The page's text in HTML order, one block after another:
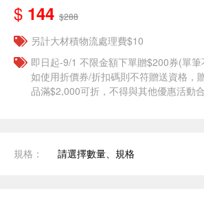
$ 144 $288
另計大材積物流處理費$10
即日起-9/1 不限金額下單贈$200券(單
如使用折價券/折扣碼則不符贈送資格，
品滿$2,000可折，不得與其他優惠活動
規格： 請選擇數量、規格